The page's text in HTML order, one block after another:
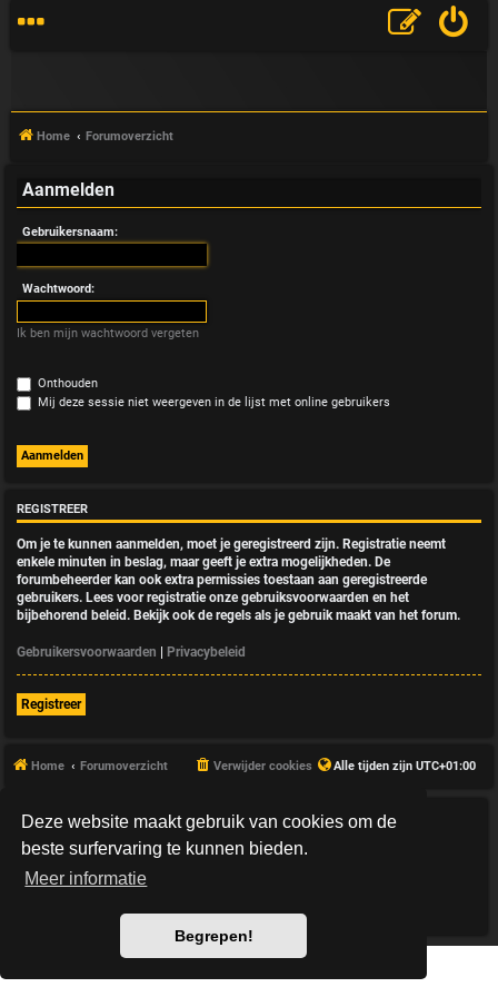
Deze website maakt gebruik van cookies om de
beste surfervaring te kunnen bieden.
Meer informatie
Begrepen!
V
&
A
Home Forumoverzicht
Aanmelden
Gebruikersnaam:
Wachtwoord:
Ik ben mijn wachtwoord vergeten
Onthouden
Mij deze sessie niet weergeven in de lijst met online gebruikers
REGISTREER
Om je te kunnen aanmelden, moet je geregistreerd zijn. Registratie neemt
enkele minuten in beslag, maar geeft je extra mogelijkheden. De
forumbeheerder kan ook extra permissies toestaan aan geregistreerde
gebruikers. Lees voor registratie onze gebruiksvoorwaarden en het
bijbehorend beleid. Bekijk ook de regels als je gebruik maakt van het forum.
Gebruikersvoorwaarden | Privacybeleid
Registreer
Home Forumoverzicht Alle tijden zijn UTC+01:00
Verwijder cookies
*HexagonReborn style byMannixMD
Style Version: 3.2.10
Powered by
Privacy|Gebruikersvoorwaarden